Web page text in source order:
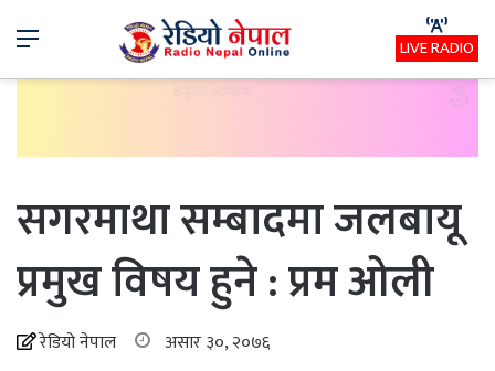
Menu LIVE RADIO
सगरमाथा सम्बादमा जलबायू
प्रमुख विषय हुने : प्रम ओली
रेडियो नेपाल असार ३०, २०७६